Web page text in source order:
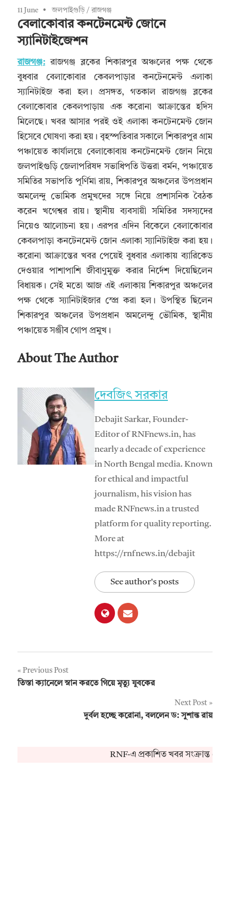
11 June জলপাইগুড়ি /রাজগঞ্জ
বেলাকোবার কনটেনমেন্ট জোনে
স্যানিটাইজেশন
রাজগঞ্জ: রাজগঞ্জ ব্লকের শিকারপুর অঞ্চলের পক্ষ থেকে
বুধবার বেলাকোবার কেবলপাড়ার কনটেনমেন্ট এলাকা
স্যানিটাইজ করা হল। প্রসঙ্গত, গতকাল রাজগঞ্জ ব্লকের
বেলাকোবার কেবলপাড়ায় এক করোনা আক্রান্তের হদিস
মিলেছে। খবর আসার পরই ওই এলাকা কনটেনমেন্ট জোন
হিসেবে ঘোষণা করা হয়। বৃহস্পতিবার সকালে শিকারপুর গ্রাম
পঞ্চায়েত কার্যালয়ে বেলাকোবায় কনটেনমেন্ট জোন নিয়ে
জলপাইগুড়ি জেলাপরিষদ সভাধিপতি উত্তরা বর্মন, পঞ্চায়েত
সমিতির সভাপতি পূর্ণিমা রায়, শিকারপুর অঞ্চলের উপপ্রধান
অমলেন্দু ভোমিক প্রমুখদের সঙ্গে নিয়ে প্রশাসনিক বৈঠক
করেন খগেশ্বর রায়। স্থানীয় ব্যবসায়ী সমিতির সদস্যদের
নিয়েও আলোচনা হয়। এরপর এদিন বিকেলে বেলাকোবার
কেবলপাড়া কনটেনমেন্ট জোন এলাকা স্যানিটাইজ করা হয়।
করোনা আক্রান্তের খবর পেয়েই বুধবার এলাকায় ব্যারিকেড
দেওয়ার পাশাপাশি জীবাণুমুক্ত করার নির্দেশ দিয়েছিলেন
বিধায়ক। সেই মতো আজ এই এলাকায় শিকারপুর অঞ্চলের
পক্ষ থেকে স্যানিটাইজার স্প্রে করা হল। উপস্থিত ছিলেন
শিকারপুর অঞ্চলের উপপ্রধান অমলেন্দু ভৌমিক, স্থানীয়
পঞ্চায়েত সঞ্জীব গোপ প্রমুখ।
About The Author
দেবজিৎ সরকার
Debajit Sarkar, Founder-
Editor of RNFnews.in, has
nearly a decade of experience
in North Bengal media. Known
for ethical and impactful
journalism, his vision has
made RNFnews.in a trusted
platform for quality reporting.
More at
https://rnfnews.in/debajit
See author's posts
Post
Previous Post
তিস্তা ক্যানেলে স্নান করতে গিয়ে মৃত্যু যুবকের
Next Post
দুর্বল হচ্ছে করোনা, বললেন ড: সুশান্ত রায়
RNF-এ প্রকাশিত খবর সংক্রান্ত